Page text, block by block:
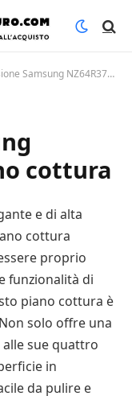
Samsung NZ64R3747BK Piano cottura
cottura
e di alta
cottura
proprio
funzionalità di
piano cottura è
solo offre una
sue quattro
in
da pulire e